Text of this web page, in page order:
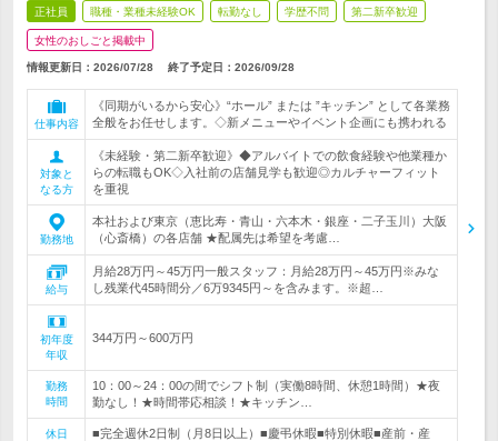
正社員 職種・業種未経験OK 転勤なし 学歴不問 第二新卒歓迎
女性のおしごと掲載中
情報更新日：2026/07/28 終了予定日： 2026/09/28
仕事内容
《同期がいるから安心》“ホール” または ”キッチン” として各業務
全般をお任せします。◇新メニューやイベント企画にも携われる
対象と
なる方
《未経験・第二新卒歓迎》◆アルバイトでの飲食経験や他業種か
らの転職もOK◇入社前の店舗見学も歓迎◎カルチャーフィット
を重視
勤務地
本社および東京（恵比寿・青山・六本木・銀座・二子玉川）大阪
（心斎橋）の各店舗 ★配属先は希望を考慮…
給与
月給28万円～45万円一般スタッフ：月給28万円～45万円※みな
し残業代45時間分／6万9345円～を含みます。※超…
初年度
年収
344万円～600万円
勤務
時間
10：00～24：00の間でシフト制（実働8時間、休憩1時間）★夜
勤なし！★時間帯応相談！★キッチン…
休日
■完全週休2日制（月8日以上）■慶弔休暇■特別休暇■産前・産